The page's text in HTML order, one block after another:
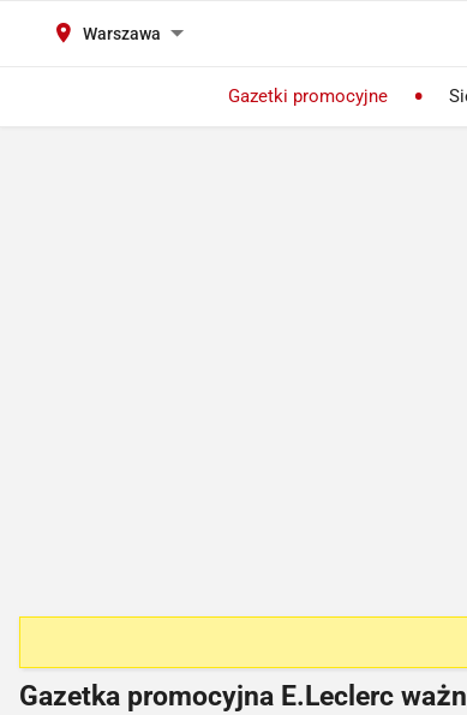
Warszawa
Gazetki promocyjne
Gazetka promocyjna E.Leclerc